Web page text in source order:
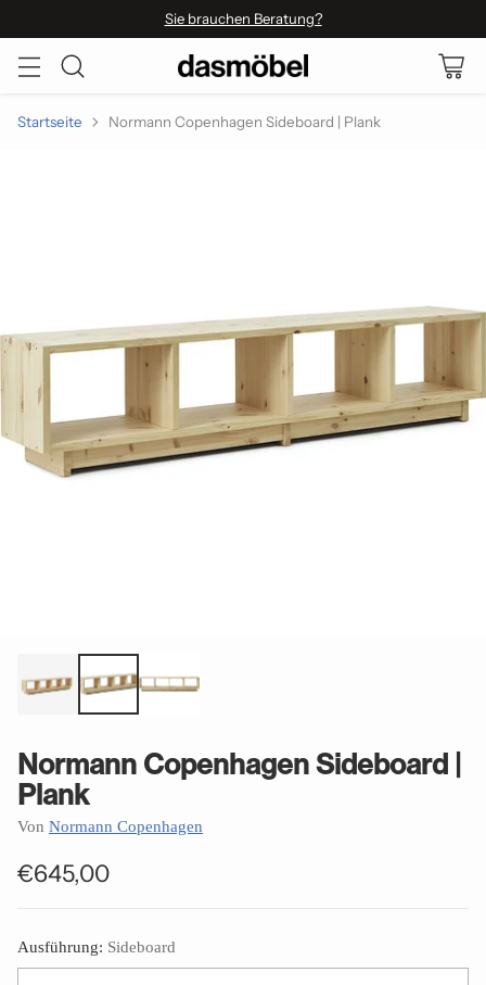
Sie brauchen Beratung?
Startseite Normann Copenhagen Sideboard | Plank
Normann Copenhagen Sideboard |
Plank
Von Normann Copenhagen
Normaler
€645,00
Ausführung: Sideboard